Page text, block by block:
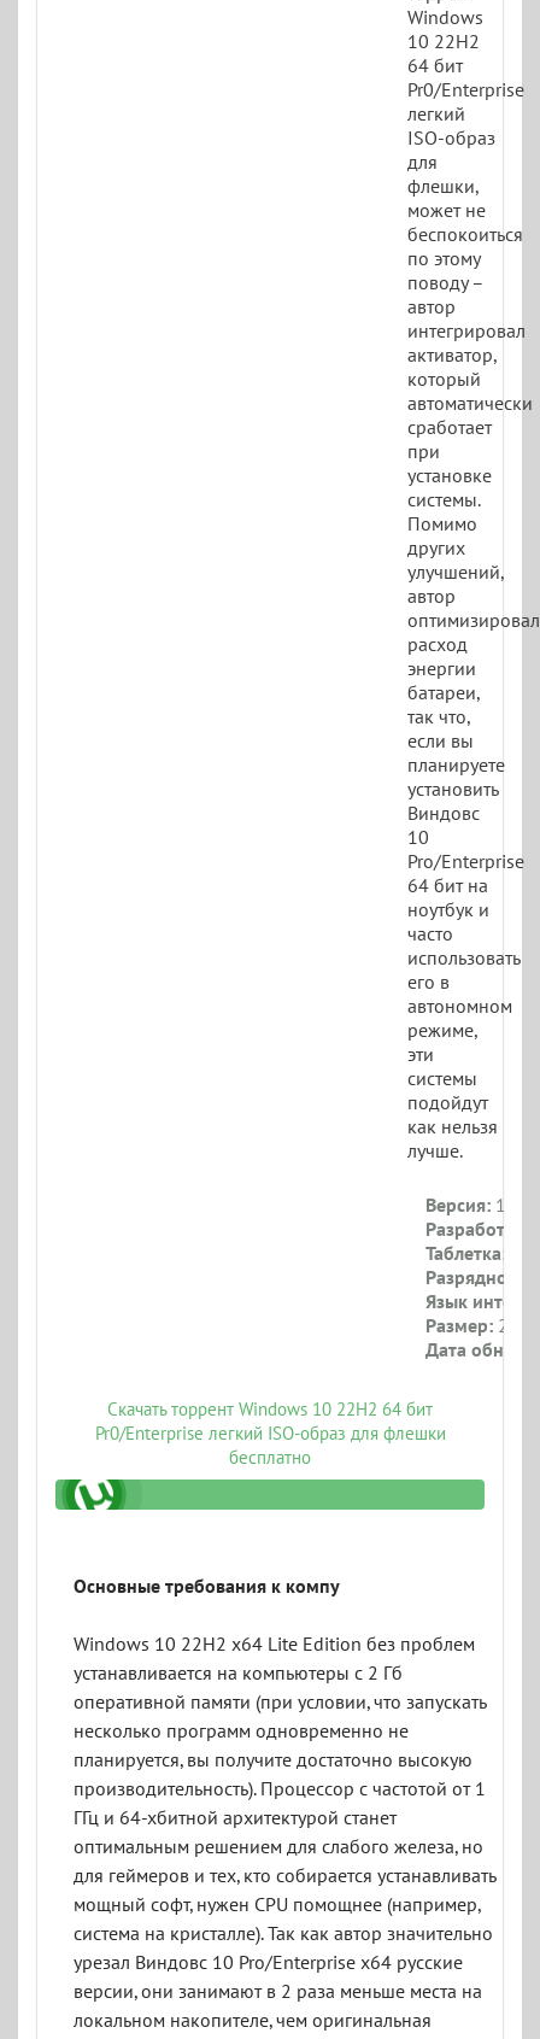
Windows
10 22H2
64 бит
Pr0/Enterprise
легкий
ISO-образ
для
флешки,
может не
беспокоиться
по этому
поводу –
автор
интегрировал
активатор,
который
автоматически
сработает
при
установке
системы.
Помимо
других
улучшений,
автор
оптимизировал
расход
энергии
батареи,
так что,
если вы
планируете
установить
Виндовс
10
Pro/Enterprise
64 бит на
ноутбук и
часто
использовать
его в
автономном
режиме,
эти
системы
подойдут
как нельзя
лучше.
Версия:
Разработчик:
Таблетка:
Разрядность:
Язык
Размер: 2.9
Дата
Скачать торрент Windows 10 22H2 64 бит
Pr0/Enterprise легкий ISO-образ для флешки
бесплатно
Основные требования к компу
Windows 10 22H2 x64 Lite Edition без проблем
устанавливается на компьютеры с 2 Гб
оперативной памяти (при условии, что запускать
несколько программ одновременно не
планируется, вы получите достаточно высокую
производительность). Процессор с частотой от 1
ГГц и 64-хбитной архитектурой станет
оптимальным решением для слабого железа, но
для геймеров и тех, кто собирается устанавливать
мощный софт, нужен CPU помощнее (например,
система на кристалле). Так как автор значительно
урезал Виндовс 10 Pro/Enterprise x64 русские
версии, они занимают в 2 раза меньше места на
локальном накопителе, чем оригинальная